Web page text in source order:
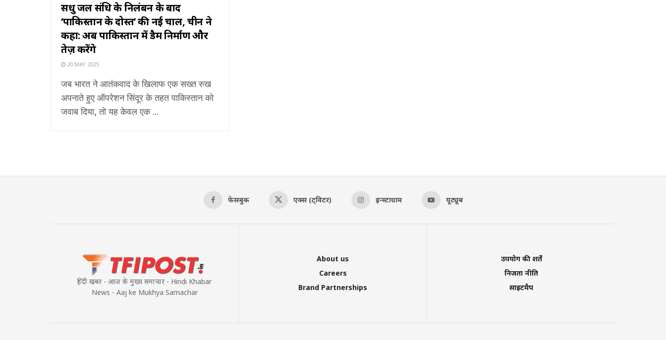
सिंधु जल संधि के निलंबन के बाद
‘पाकिस्तान के दोस्त’ की नई चाल, चीन ने
कहा: अब पाकिस्तान में डैम निर्माण और
तेज़ करेंगे
20 MAY 2025
जब भारत ने आतंकवाद के खिलाफ एक सख्त रुख
अपनाते हुए ऑपरेशन सिंदूर के तहत पाकिस्तान को
जवाब दिया, तो यह केवल एक ...
फेसबुक एक्स (ट्विटर) इन्स्टाग्राम यूट्यूब
हिंदी खबर - आज के मुख्य समाचार - Hindi Khabar
News - Aaj ke Mukhya Samachar
About us
Careers
Brand Partnerships
उपयोग की शर्तें
निजता नीति
साइटमैप